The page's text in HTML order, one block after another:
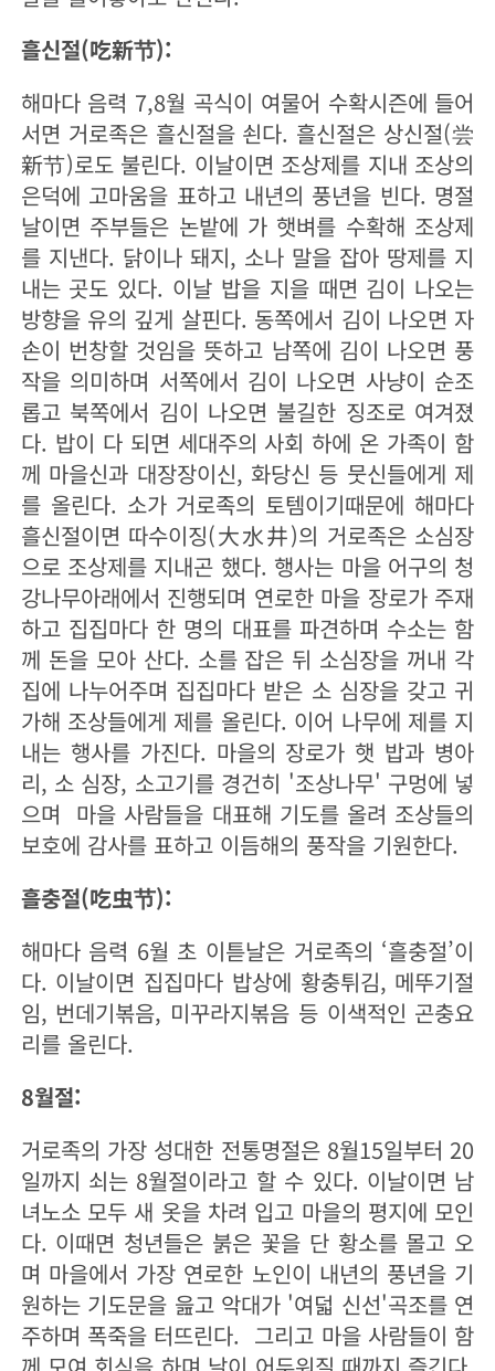
흘신절(吃新节):
해마다 음력 7,8월 곡식이 여물어 수확시즌에 들어
서면 거로족은 흘신절을 쇤다. 흘신절은 상신절(尝
新节)로도 불린다. 이날이면 조상제를 지내 조상의
은덕에 고마움을 표하고 내년의 풍년을 빈다. 명절
날이면 주부들은 논밭에 가 햇벼를 수확해 조상제
를 지낸다. 닭이나 돼지, 소나 말을 잡아 땅제를 지
내는 곳도 있다. 이날 밥을 지을 때면 김이 나오는
방향을 유의 깊게 살핀다. 동쪽에서 김이 나오면 자
손이 번창할 것임을 뜻하고 남쪽에 김이 나오면 풍
작을 의미하며 서쪽에서 김이 나오면 사냥이 순조
롭고 북쪽에서 김이 나오면 불길한 징조로 여겨졌
다. 밥이 다 되면 세대주의 사회 하에 온 가족이 함
께 마을신과 대장장이신, 화당신 등 뭇신들에게 제
를 올린다. 소가 거로족의 토템이기때문에 해마다
흘신절이면 따수이징(大水井)의 거로족은 소심장
으로 조상제를 지내곤 했다. 행사는 마을 어구의 청
강나무아래에서 진행되며 연로한 마을 장로가 주재
하고 집집마다 한 명의 대표를 파견하며 수소는 함
께 돈을 모아 산다. 소를 잡은 뒤 소심장을 꺼내 각
집에 나누어주며 집집마다 받은 소 심장을 갖고 귀
가해 조상들에게 제를 올린다. 이어 나무에 제를 지
내는 행사를 가진다. 마을의 장로가 햇 밥과 병아
리, 소 심장, 소고기를 경건히 '조상나무' 구멍에 넣
으며 마을 사람들을 대표해 기도를 올려 조상들의
보호에 감사를 표하고 이듬해의 풍작을 기원한다.
흘충절(吃虫节):
해마다 음력 6월 초 이튿날은 거로족의 ‘흘충절’이
다. 이날이면 집집마다 밥상에 황충튀김, 메뚜기절
임, 번데기볶음, 미꾸라지볶음 등 이색적인 곤충요
리를 올린다.
8월절:
거로족의 가장 성대한 전통명절은 8월15일부터 20
일까지 쇠는 8월절이라고 할 수 있다. 이날이면 남
녀노소 모두 새 옷을 차려 입고 마을의 평지에 모인
다. 이때면 청년들은 붉은 꽃을 단 황소를 몰고 오
며 마을에서 가장 연로한 노인이 내년의 풍년을 기
원하는 기도문을 읊고 악대가 '여덟 신선'곡조를 연
주하며 폭죽을 터뜨린다. 그리고 마을 사람들이 함